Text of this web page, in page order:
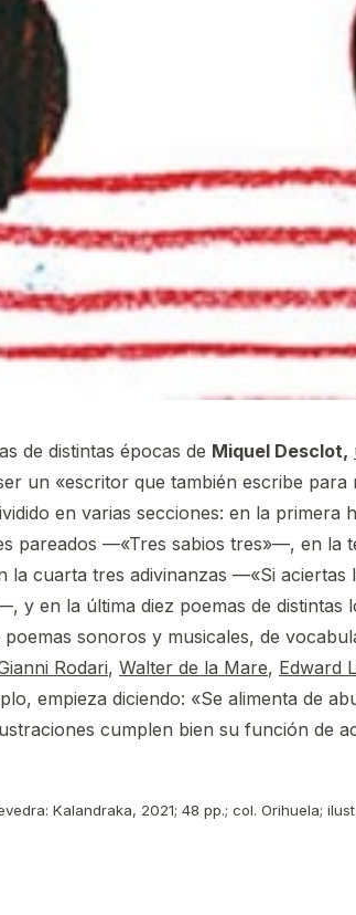
de distintas épocas de Miquel Desclot,
un «escritor que también escribe
en varias secciones: en la
pareados —«Tres sabios tres»—, en la
cuarta tres adivinanzas —«Si aciertas
y en la última diez poemas de
sonoros y musicales, de
Rodari, Walter de la Mare, Edward
empieza diciendo: «Se alimenta de
cumplen bien su función de
Kalandraka, 2021; 48 pp.; col. Orihuela;